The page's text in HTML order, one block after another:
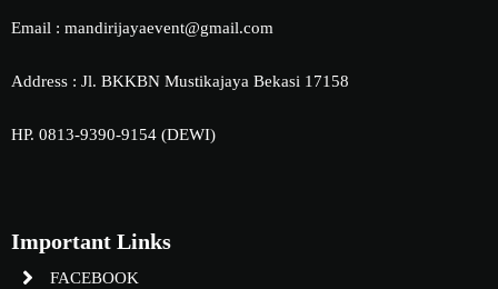
Email : mandirijayaevent@gmail.com
Address : Jl. BKKBN Mustikajaya Bekasi 17158
HP. 0813-9390-9154 (DEWI)
Important Links
FACEBOOK